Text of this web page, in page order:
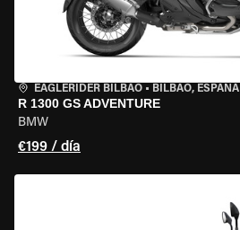
EAGLERIDER BILBAO • BILBAO, ESPAÑA
R 1300 GS ADVENTURE
BMW
€199 / día